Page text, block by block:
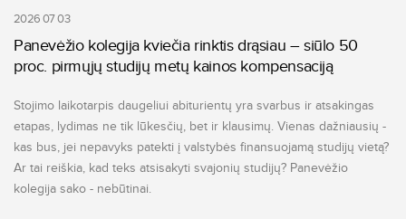
2026 07 03
Panevėžio kolegija kviečia rinktis drąsiau – siūlo 50
proc. pirmųjų studijų metų kainos kompensaciją
Stojimo laikotarpis daugeliui abiturientų yra svarbus ir atsakingas
etapas, lydimas ne tik lūkesčių, bet ir klausimų. Vienas dažniausių -
kas bus, jei nepavyks patekti į valstybės finansuojamą studijų vietą?
Ar tai reiškia, kad teks atsisakyti svajonių studijų? Panevėžio
kolegija sako - nebūtinai.